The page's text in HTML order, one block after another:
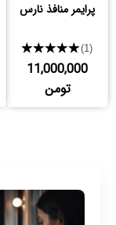
پرایمر منافذ نارس
★★★★★(1)
11,000,000
تومن